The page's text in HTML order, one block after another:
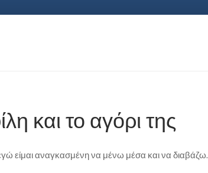
και το αγόρι της
είμαι αναγκασμένη να μένω μέσα και να διαβάζω.